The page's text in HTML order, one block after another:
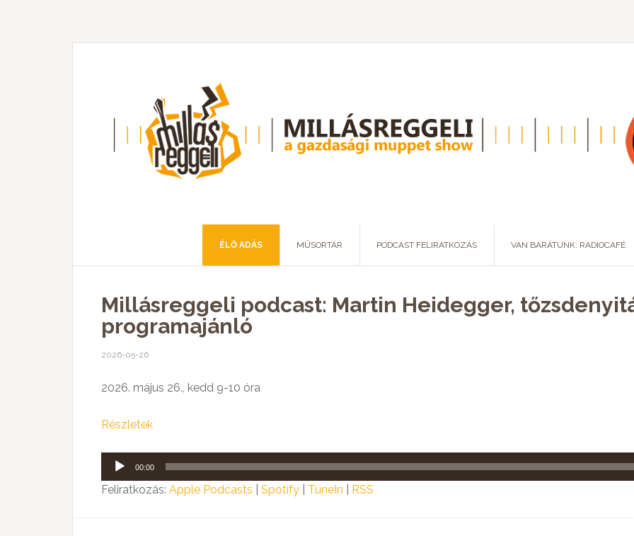
ÉLŐ ADÁS MŰSORTÁR PODCAST FELIRATKOZÁS VAN BARÁTUNK: RADIOCAFÉ
Millásreggeli podcast: Martin Heidegger,
programajánló
2026-05-26
2026. május 26., kedd 9-10 óra
Részletek
Audió
lejátszó
00:00
Feliratkozás: Apple Podcasts Spotify TuneIn RSS